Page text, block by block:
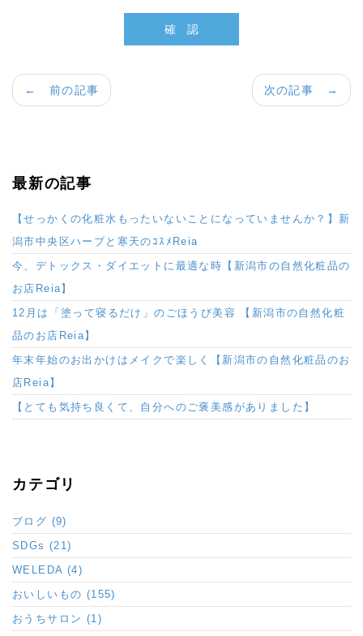
次の記事 →
← 前の記事
最新の記事
【せっかくの化粧水もったいないことになっていませんか？】新
潟市中央区ハーブと寒天のｺｽﾒReia
今、デトックス・ダイエットに最適な時【新潟市の自然化粧品の
お店Reia】
12月は「塗って寝るだけ」のごほうび美容 【新潟市の自然化粧
品のお店Reia】
年末年始のお出かけはメイクで楽しく【新潟市の自然化粧品のお
店Reia】
【とても気持ち良くて、自分へのご褒美感がありました】
カテゴリ
ブログ (9)
SDGs (21)
WELEDA (4)
おいしいもの (155)
おうちサロン (1)